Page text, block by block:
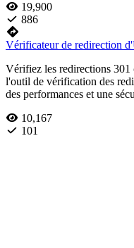
19,900
886
Vérificateur de redirection
Vérifiez les redirections
l'outil de vérification des
des performances et une
10,167
101